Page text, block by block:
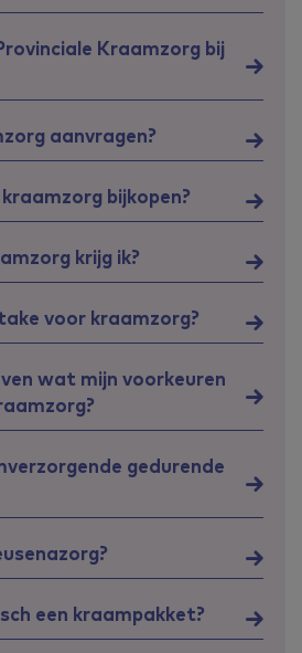
Kraamzorg bij
aanvragen?
bijkopen?
krijg ik?
voor kraamzorg?
wat mijn voorkeuren
gedurende
een kraampakket?